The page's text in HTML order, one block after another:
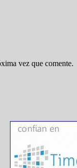
vez que comente.